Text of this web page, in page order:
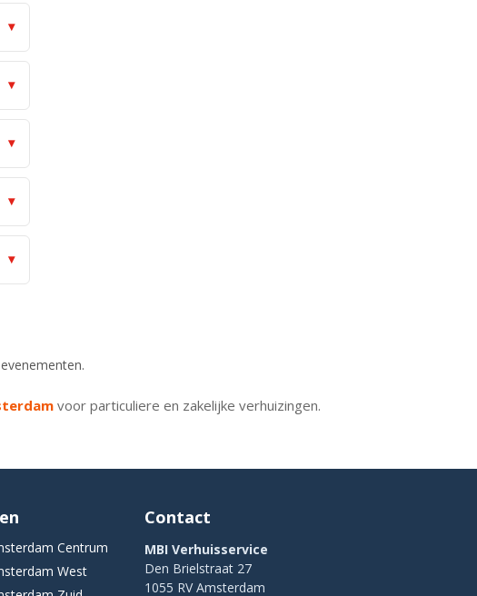
voor particuliere en zakelijke verhuizingen.
Centrum
West
Contact
MBI Verhuisservice
Den Brielstraat 27
1055 RV Amsterdam